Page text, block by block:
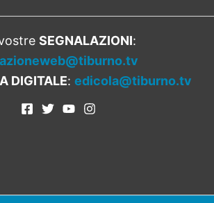
SEGNALAZIONI:
DIGITALE: edicola@tiburno.tv